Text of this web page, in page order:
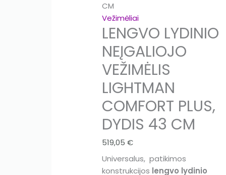
CM
Vežimėliai
LENGVO LYDINIO
NEĮGALIOJO
VEŽIMĖLIS
LIGHTMAN
COMFORT PLUS,
DYDIS 43 CM
519,05€
Universalus, patikimos
konstrukcijos lengvo lydinio